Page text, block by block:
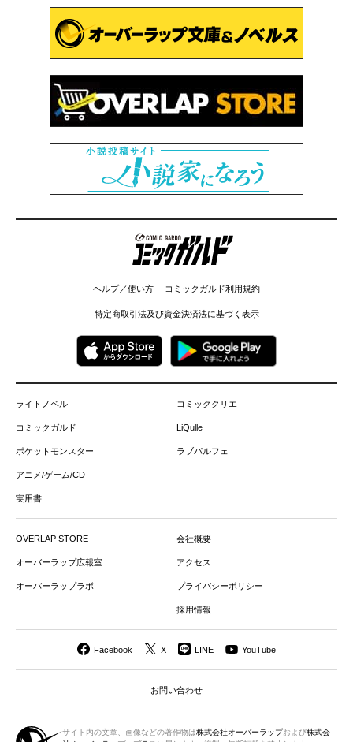
コミックガルド
ヘルプ／使い方 コミックガルド利用規約
特定商取引法及び資金決済法に基づく表示
ライトノベル
コミックガルド
ポケットモンスター
アニメ/ゲーム/CD
実用書
コミッククリエ
LiQulle
ラブパルフェ
OVERLAP STORE
オーバーラップ広報室
オーバーラップラボ
会社概要
アクセス
プライバシーポリシー
採用情報
Facebook X LINE YouTube
お問い合わせ
サイト内の文章、画像などの著作物は株式会社オーバーラップおよび株式会